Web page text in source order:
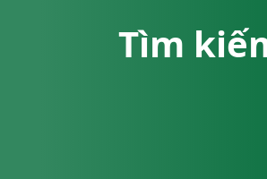
Tìm